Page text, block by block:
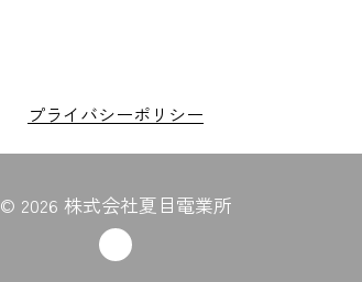
プライバシーポリシー
© 2026 株式会社夏目電業所